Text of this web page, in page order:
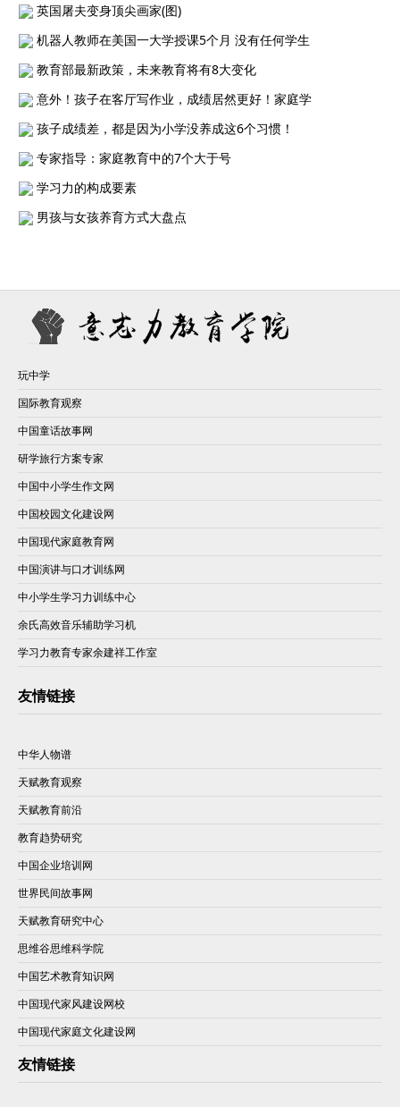
英国屠夫变身顶尖画家(图)
机器人教师在美国一大学授课5个月 没有任何学生
教育部最新政策，未来教育将有8大变化
意外！孩子在客厅写作业，成绩居然更好！家庭学
孩子成绩差，都是因为小学没养成这6个习惯！
专家指导：家庭教育中的7个大于号
学习力的构成要素
男孩与女孩养育方式大盘点
玩中学
国际教育观察
中国童话故事网
研学旅行方案专家
中国中小学生作文网
中国校园文化建设网
中国现代家庭教育网
中国演讲与口才训练网
中小学生学习力训练中心
余氏高效音乐辅助学习机
学习力教育专家余建祥工作室
友情链接
中华人物谱
天赋教育观察
天赋教育前沿
教育趋势研究
中国企业培训网
世界民间故事网
天赋教育研究中心
思维谷思维科学院
中国艺术教育知识网
中国现代家风建设网校
中国现代家庭文化建设网
友情链接